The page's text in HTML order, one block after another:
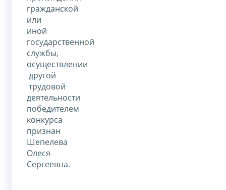
гражданской
или
иной
государственной
службы,
осуществлении
другой
трудовой
деятельности
победителем
конкурса
признан
Шепелева
Олеся
Сергеевна.